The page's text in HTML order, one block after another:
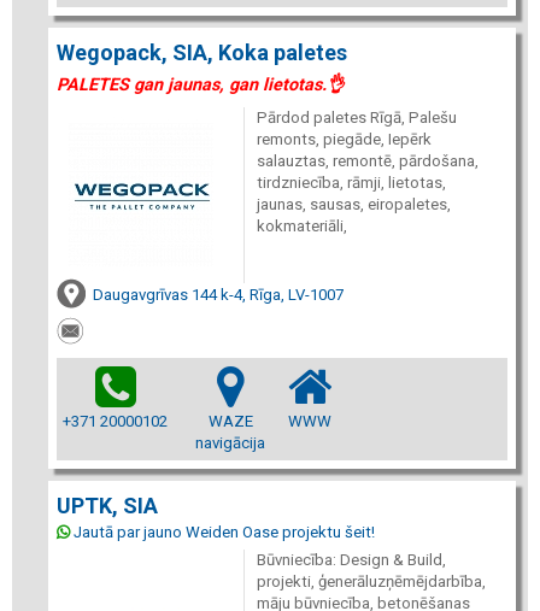
Wegopack, SIA, Koka paletes
PALETES gan jaunas, gan lietotas.👌
Pārdod paletes Rīgā, Palešu
remonts, piegāde, Iepērk
salauztas, remontē, pārdošana,
tirdzniecība, rāmji, lietotas,
jaunas, sausas, eiropaletes,
kokmateriāli,
Daugavgrīvas 144 k-4, Rīga, LV-1007
+371 20000102
WAZE
navigācija
WWW
UPTK, SIA
Jautā par jauno Weiden Oase projektu šeit!
Būvniecība: Design & Build,
projekti, ģenerāluzņēmējdarbība,
māju būvniecība, betonēšanas